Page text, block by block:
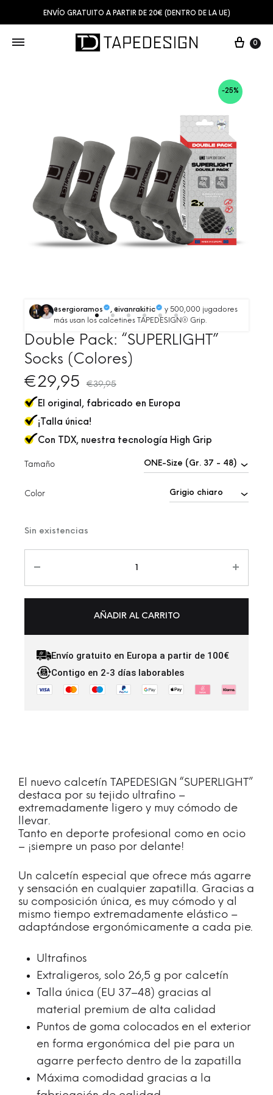
ENVÍO GRATUITO A PARTIR DE 20€ (DENTRO DE LA UE)
0
-25%
@sergioramos , @ivanrakitic
y 500,000 jugadores
más usan los calcetines TAPEDESIGN® Grip.
Double Pack: “SUPERLIGHT”
Socks (Colores)
€29,95 €39,95
El original, fabricado en Europa
¡Talla única!
Con TDX, nuestra tecnología High Grip
Tamaño
Color
Sin existencias
AÑADIR AL CARRITO
Envío gratuito en Europa a partir de 100€
Contigo en 2-3 días laborables
El nuevo calcetín TAPEDESIGN “SUPERLIGHT”
destaca por su tejido ultrafino –
extremadamente ligero y muy cómodo de
llevar.
Tanto en deporte profesional como en ocio
– ¡siempre un paso por delante!
Un calcetín especial que ofrece más agarre
y sensación en cualquier zapatilla. Gracias a
su composición única, es muy cómodo y al
mismo tiempo extremadamente elástico –
adaptándose ergonómicamente a cada pie.
Ultrafinos
Extraligeros, solo 26,5 g por calcetín
Talla única (EU 37–48) gracias al
material premium de alta calidad
Puntos de goma colocados en el exterior
en forma ergonómica del pie para un
agarre perfecto dentro de la zapatilla
Máxima comodidad gracias a la